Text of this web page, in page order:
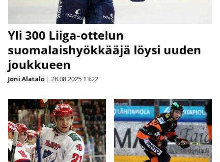
Yli 300 Liiga-ottelun
suomalaishyökkääjä löysi uuden
joukkueen
Joni Alatalo | 28.08.2025 13:22